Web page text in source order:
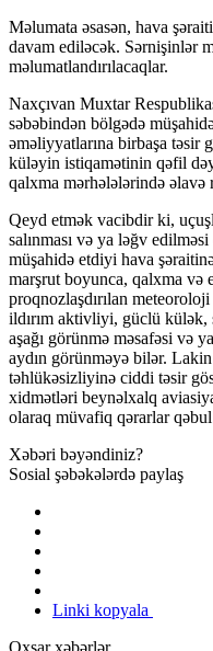
Məlumata əsasən, hava
davam ediləcək. Sərnişinlər
məlumatlandırılacaqlar.
Naxçıvan Muxtar
səbəbindən bölgədə
əməliyyatlarına birbaşa təsir
küləyin istiqamətinin qəfil
qalxma mərhələlərində əlavə
Qeyd etmək vacibdir ki,
salınması və ya ləğv
müşahidə etdiyi hava
marşrut boyunca, qalxma və
proqnozlaşdırılan
ildırım aktivliyi, güclü külək,
aşağı görünmə məsafəsi və
aydın görünməyə bilər.
təhlükəsizliyinə ciddi təsir
xidmətləri beynəlxalq
olaraq müvafiq qərarlar
Xəbəri bəyəndiniz?
Sosial şəbəkələrdə paylaş
Linki kopyala
Oxşar xəbərlər